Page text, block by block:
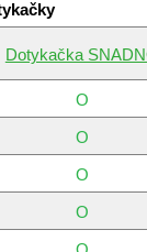
Dotykačka
O
O
O
O